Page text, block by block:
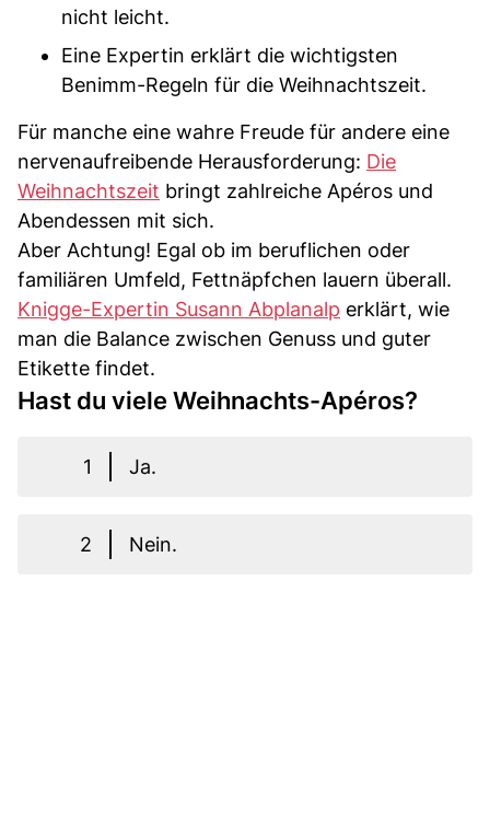
nicht leicht.
Eine Expertin erklärt die wichtigsten
Benimm-Regeln für die Weihnachtszeit.
Für manche eine wahre Freude für andere eine
nervenaufreibende Herausforderung: Die
Weihnachtszeit bringt zahlreiche Apéros und
Abendessen mit sich.
Aber Achtung! Egal ob im beruflichen oder
familiären Umfeld, Fettnäpfchen lauern überall.
Knigge-Expertin Susann Abplanalp erklärt, wie
man die Balance zwischen Genuss und guter
Etikette findet.
Hast du viele Weihnachts-Apéros?
1 Ja.
2 Nein.